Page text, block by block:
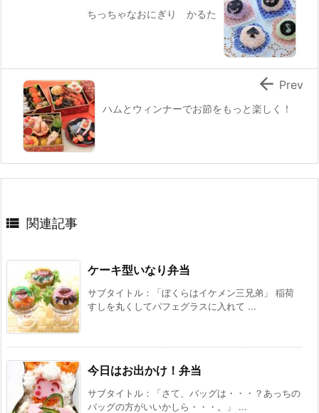
ちっちゃなおにぎり かるた
ハムとウィンナーでお節をもっと楽しく！
 Prev
 関連記事
ケーキ型いなり弁当
サブタイトル：「ぼくらはイケメン三兄弟」 稲荷
すしを丸くしてパフェグラスに入れて ...
今日はお出かけ！弁当
サブタイトル：「さて、バッグは・・・？あっちの
バッグの方がいいかしら・・・。」 ...